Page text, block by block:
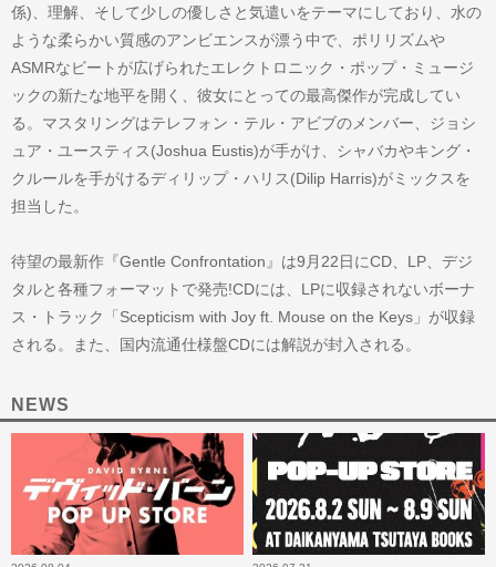
係)、理解、そして少しの優しさと気遣いをテーマにしており、水の
ような柔らかい質感のアンビエンスが漂う中で、ポリリズムや
ASMRなビートが広げられたエレクトロニック・ポップ・ミュージ
ックの新たな地平を開く、彼女にとっての最高傑作が完成してい
る。マスタリングはテレフォン・テル・アビブのメンバー、ジョシ
ュア・ユースティス(Joshua Eustis)が手がけ、シャバカやキング・
クルールを手がけるディリップ・ハリス(Dilip Harris)がミックスを
担当した。
待望の最新作『Gentle Confrontation』は9月22日にCD、LP、デジ
タルと各種フォーマットで発売!CDには、LPに収録されないボーナ
ス・トラック「Scepticism with Joy ft. Mouse on the Keys」が収録
される。また、国内流通仕様盤CDには解説が封入される。
NEWS